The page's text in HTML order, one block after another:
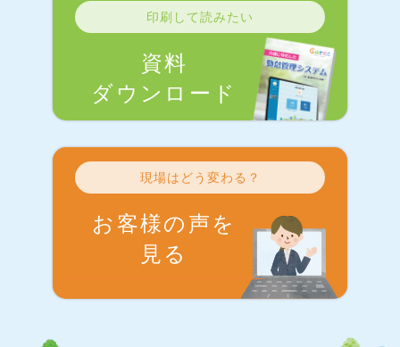
印刷して読みたい
資料
ダウンロード
現場はどう変わる？
お客様の声を
見る